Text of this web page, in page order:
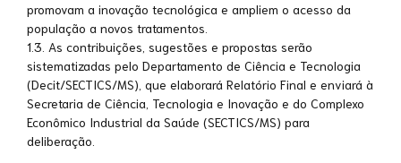
promovam a inovação tecnológica e ampliem o acesso da
população a novos tratamentos.
1.3. As contribuições, sugestões e propostas serão
sistematizadas pelo Departamento de Ciência e Tecnologia
(Decit/SECTICS/MS), que elaborará Relatório Final e enviará à
Secretaria de Ciência, Tecnologia e Inovação e do Complexo
Econômico Industrial da Saúde (SECTICS/MS) para
deliberação.